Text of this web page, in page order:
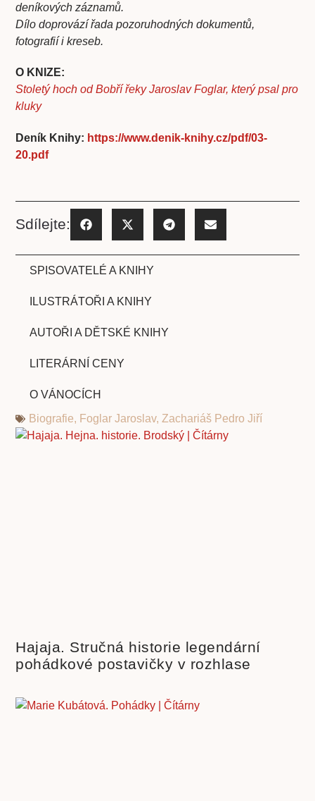
deníkových záznamů.
Dílo doprovází řada pozoruhodných dokumentů,
fotografií i kreseb.
O KNIZE:
Stoletý hoch od Bobří řeky Jaroslav Foglar, který psal pro
kluky
Deník Knihy: https://www.denik-knihy.cz/pdf/03-
20.pdf
Sdílejte:
SPISOVATELÉ A KNIHY
ILUSTRÁTOŘI A KNIHY
AUTOŘI A DĚTSKÉ KNIHY
LITERÁRNÍ CENY
O VÁNOCÍCH
Biografie, Foglar Jaroslav, Zachariáš Pedro Jiří
Hajaja. Stručná historie legendární
pohádkové postavičky v rozhlase